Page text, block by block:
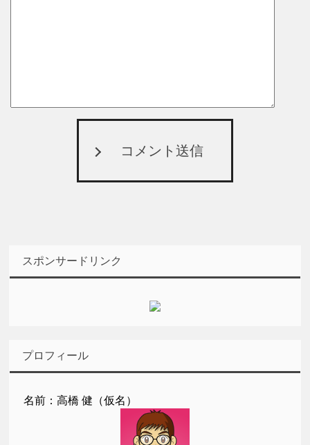
コメント送信
スポンサードリンク
プロフィール
名前：高橋 健（仮名）